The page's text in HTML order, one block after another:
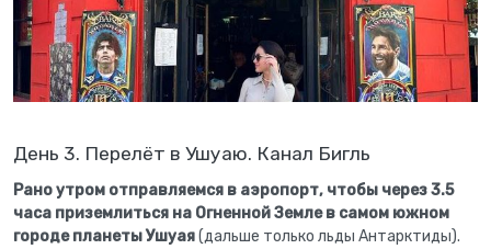
День 3. Перелёт в Ушуаю. Канал Бигль
Рано утром отправляемся в аэропорт, чтобы через 3.5
часа приземлиться на Огненной Земле в самом южном
городе планеты Ушуая(дальше только льды Антарктиды).